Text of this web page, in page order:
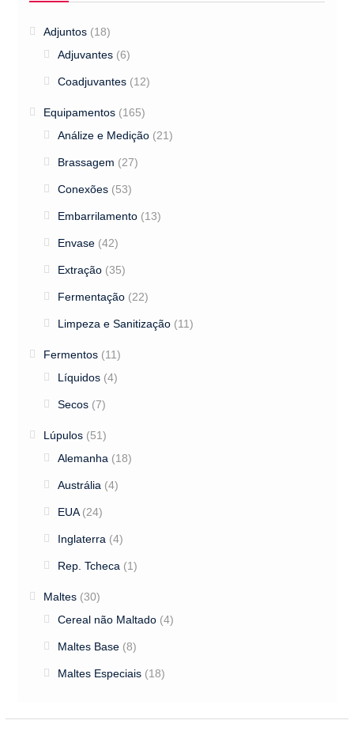
Adjuntos (18)
Adjuvantes (6)
Coadjuvantes (12)
Equipamentos (165)
Análize e Medição (21)
Brassagem (27)
Conexões (53)
Embarrilamento (13)
Envase (42)
Extração (35)
Fermentação (22)
Limpeza e Sanitização (11)
Fermentos (11)
Líquidos (4)
Secos (7)
Lúpulos (51)
Alemanha (18)
Austrália (4)
EUA (24)
Inglaterra (4)
Rep. Tcheca (1)
Maltes (30)
Cereal não Maltado (4)
Maltes Base (8)
Maltes Especiais (18)